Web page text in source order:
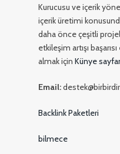
Kurucusu ve içerik
içerik üretimi
daha önce çeşitli
etkileşim artışı
almak içinKünye
Email:
Backlink Paketleri
bilmece